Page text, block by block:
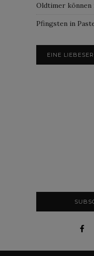
Oldtimer können
Pfingsten in
EINE